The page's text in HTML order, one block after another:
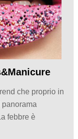
che proprio in
febbre è